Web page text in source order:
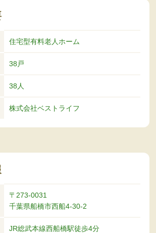
住宅型有料老人ホーム
38戸
38人
株式会社ベストライフ
〒273-0031
千葉県船橋市西船4-30-2
JR総武本線西船橋駅徒歩4分